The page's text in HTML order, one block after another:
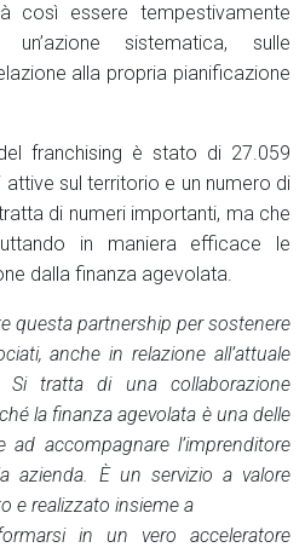
così essere tempestivamente
sistematica, sulle
alla propria pianificazione
franchising è stato di 27.059
sul territorio e un numero di
di numeri importanti, ma che
in maniera efficace le
dalla finanza agevolata.
questa partnership per sostenere
anche in relazione all’attuale
Si tratta di una collaborazione
la finanza agevolata è una delle
accompagnare l’imprenditore
azienda. È un servizio a valore
e realizzato insieme a
in un vero acceleratore